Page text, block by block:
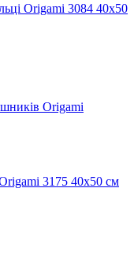
Origami 3084 40x50
3175 40x50 см